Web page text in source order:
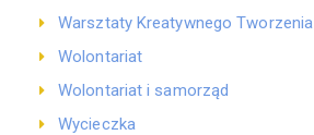
Warsztaty Kreatywnego Tworzenia
Wolontariat
Wolontariat i samorząd
Wycieczka